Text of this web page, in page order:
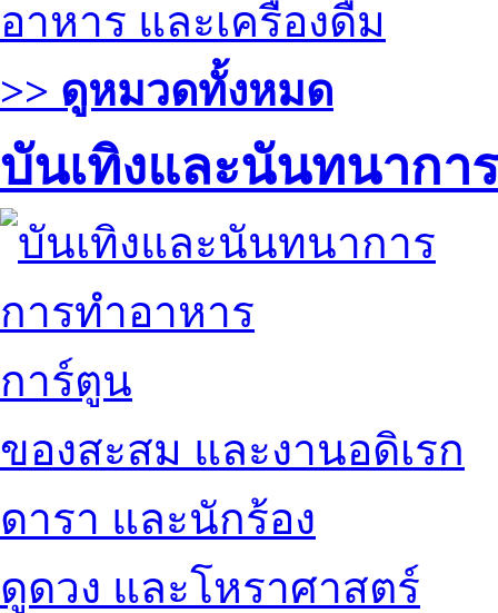
อาหาร และเครื่องดื่ม
>> ดูหมวดทั้งหมด
บันเทิงและนันทนาการ
การทำอาหาร
การ์ตูน
ของสะสม และงานอดิเรก
ดารา และนักร้อง
ดูดวง และโหราศาสตร์